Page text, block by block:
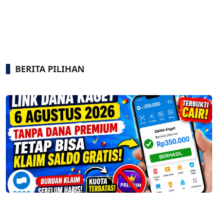
BERITA PILIHAN